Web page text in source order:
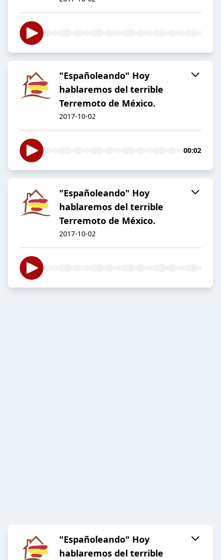
"Españoleando" Hoy
hablaremos del terrible
Terremoto de México.
2017-10-02
00:02
"Españoleando" Hoy
hablaremos del terrible
Terremoto de México.
2017-10-02
"Españoleando" Hoy
hablaremos del terrible